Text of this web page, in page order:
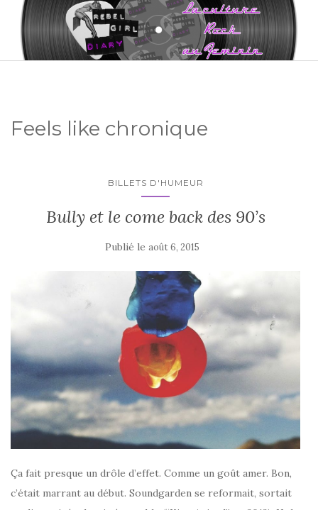
Feels like chronique
BILLETS D'HUMEUR
Bully et le come back des 90’s
Publié le août 6, 2015
Ça fait presque un drôle d’effet. Comme un goût amer. Bon,
c’était marrant au début. Soundgarden se reformait, sortait